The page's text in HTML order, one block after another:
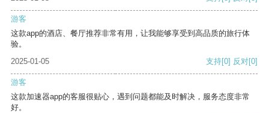
游客
这款app的酒店、餐厅推荐非常有用，让我能够享受到高品质的旅行体
验。
2025-01-05
支持[0] 反对[0]
游客
这款加速器app的客服很贴心，遇到问题都能及时解决，服务态度非常
好。